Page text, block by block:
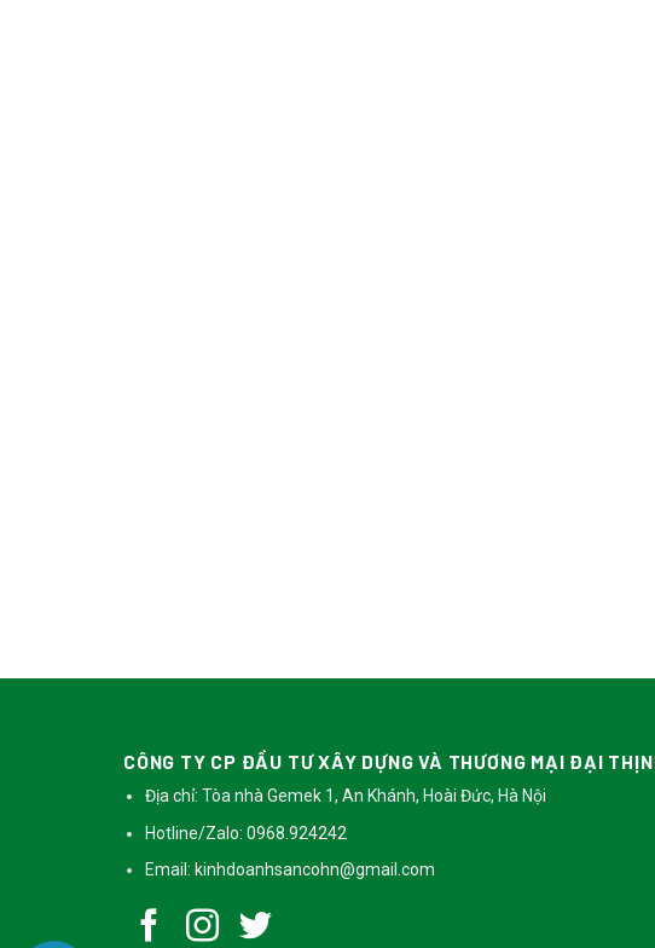
CÔNG TY CP ĐẦU TƯ XÂY DỰNG VÀ THƯƠNG MẠI ĐẠI
Địa chỉ: Tòa nhà Gemek 1, An Khánh, Hoài Đức, Hà Nội
Hotline/Zalo: 0968.924242
Email: kinhdoanhsancohn@gmail.com